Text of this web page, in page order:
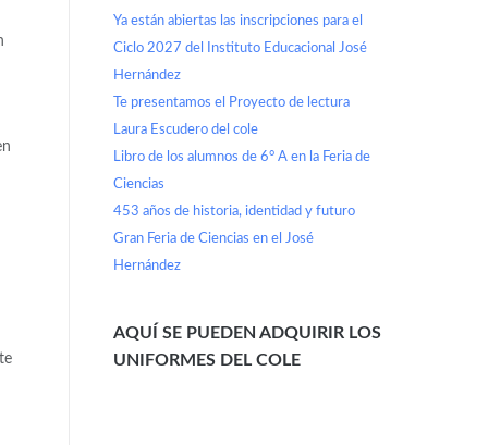
Ya están abiertas las inscripciones para el
Ciclo 2027 del Instituto Educacional José
Hernández
Te presentamos el Proyecto de lectura
Laura Escudero del cole
Libro de los alumnos de 6° A en la Feria de
Ciencias
453 años de historia, identidad y futuro
Gran Feria de Ciencias en el José
Hernández
AQUÍ SE PUEDEN ADQUIRIR LOS
UNIFORMES DEL COLE